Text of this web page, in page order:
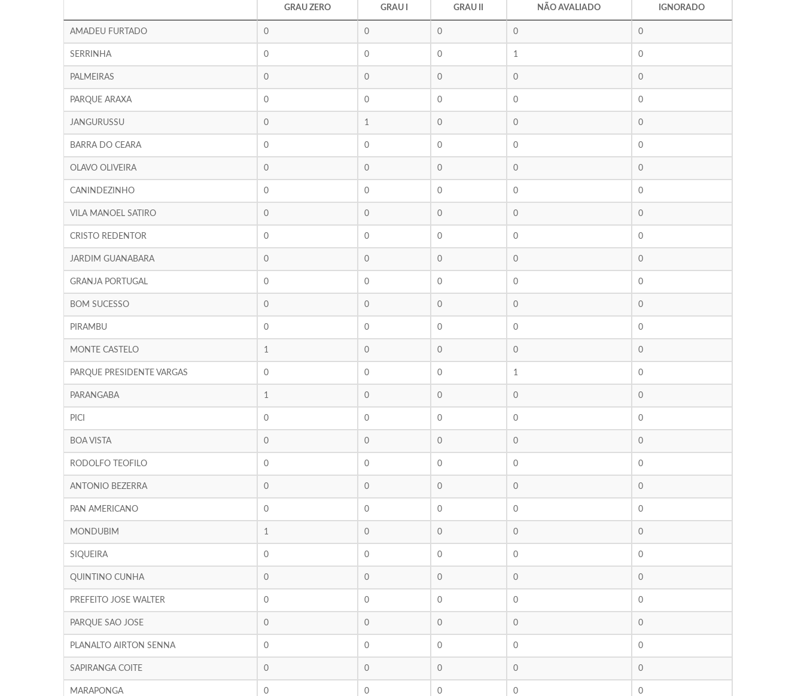
GRAU ZERO GRAU I GRAU II NÃO AVALIADO IGNORADO
AMADEU FURTADO 0 0 0 0 0
SERRINHA 0 0 0 1 0
PALMEIRAS 0 0 0 0 0
PARQUE ARAXA 0 0 0 0 0
JANGURUSSU 0 1 0 0 0
BARRA DO CEARA 0 0 0 0 0
OLAVO OLIVEIRA 0 0 0 0 0
CANINDEZINHO 0 0 0 0 0
VILA MANOEL SATIRO 0 0 0 0 0
CRISTO REDENTOR 0 0 0 0 0
JARDIM GUANABARA 0 0 0 0 0
GRANJA PORTUGAL 0 0 0 0 0
BOM SUCESSO 0 0 0 0 0
PIRAMBU 0 0 0 0 0
MONTE CASTELO 1 0 0 0 0
PARQUE PRESIDENTE VARGAS 0 0 0 1 0
PARANGABA 1 0 0 0 0
PICI 0 0 0 0 0
BOA VISTA 0 0 0 0 0
RODOLFO TEOFILO 0 0 0 0 0
ANTONIO BEZERRA 0 0 0 0 0
PAN AMERICANO 0 0 0 0 0
MONDUBIM 1 0 0 0 0
SIQUEIRA 0 0 0 0 0
QUINTINO CUNHA 0 0 0 0 0
PREFEITO JOSE WALTER 0 0 0 0 0
PARQUE SAO JOSE 0 0 0 0 0
PLANALTO AIRTON SENNA 0 0 0 0 0
SAPIRANGA COITE 0 0 0 0 0
MARAPONGA 0 0 0 0 0